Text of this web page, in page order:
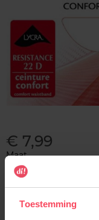
Toestemming
€ 7,99
Maat
T3
Selecteer de